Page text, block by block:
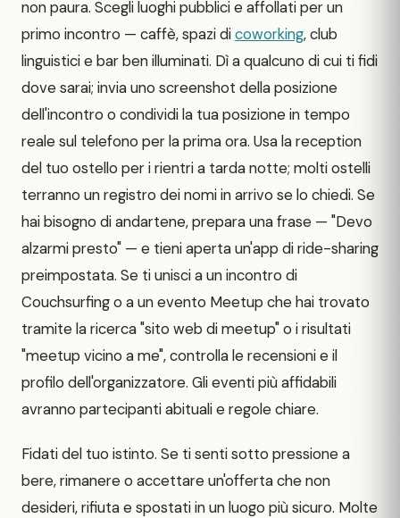
non paura. Scegli luoghi pubblici e affollati per un
primo incontro — caffè, spazi dicoworking, club
linguistici e bar ben illuminati. Dì a qualcuno di cui ti fidi
dove sarai; invia uno screenshot della posizione
dell'incontro o condividi la tua posizione in tempo
reale sul telefono per la prima ora. Usa la reception
del tuo ostello per i rientri a tarda notte; molti ostelli
terranno un registro dei nomi in arrivo se lo chiedi. Se
hai bisogno di andartene, prepara una frase — "Devo
alzarmi presto" — e tieni aperta un'app di ride-sharing
preimpostata. Se ti unisci a un incontro di
Couchsurfing o a un evento Meetup che hai trovato
tramite la ricerca "sito web di meetup" o i risultati
"meetup vicino a me", controlla le recensioni e il
profilo dell'organizzatore. Gli eventi più affidabili
avranno partecipanti abituali e regole chiare.
Fidati del tuo istinto. Se ti senti sotto pressione a
bere, rimanere o accettare un'offerta che non
desideri, rifiuta e spostati in un luogo più sicuro. Molte